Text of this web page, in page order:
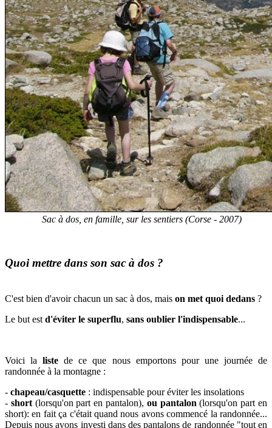
Sac à dos, en famille, sur les sentiers (Corse - 2007)
Quoi mettre dans son sac à dos ?
C'est bien d'avoir chacun un sac à dos, mais on met quoi dedans ?
Le but est d'éviter le superflu, sans oublier l'indispensable...
Voici laliste de ce que nous emportons pour une journée de
randonnée à la montagne :
- chapeau/casquette : indispensable pour éviter les insolations
- short(lorsqu'on part en pantalon), ou pantalon (lorsqu'on part en
short): en fait ça c'était quand nous avons commencé la randonnée...
Depuis nous avons investi dans des pantalons de randonnée "tout en